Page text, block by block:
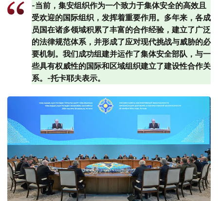
-当前，集安组织作为一个致力于集体安全的高效且
受欢迎的国际组织，发挥着重要作用。多年来，各成
员国在诸多领域积累了丰富的合作经验，建立了广泛
的法律规范体系，并形成了应对现代挑战与威胁的必
要机制。我们成功组建并运作了集体安全部队，与一
些具有权威性的国际和区域组织建立了建设性合作关
系。-托卡耶夫表示。